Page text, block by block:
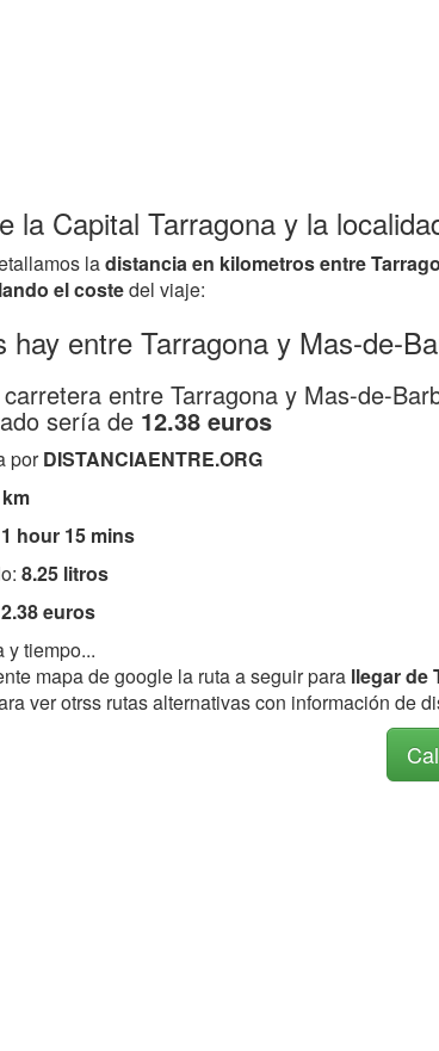
la Capital Tarragona y la
ladistancia en kilometros entre
el costedel viaje:
hay entre Tarragona y Mas-de-
entre Tarragona y Mas-de-
sería de 12.38 euros
porDISTANCIAENTRE.ORG
1 hour 15 mins
8.25 litros
euros
y tiempo...
mapa de google la ruta a seguir para llegar de
ver otrss rutas alternativas con información de